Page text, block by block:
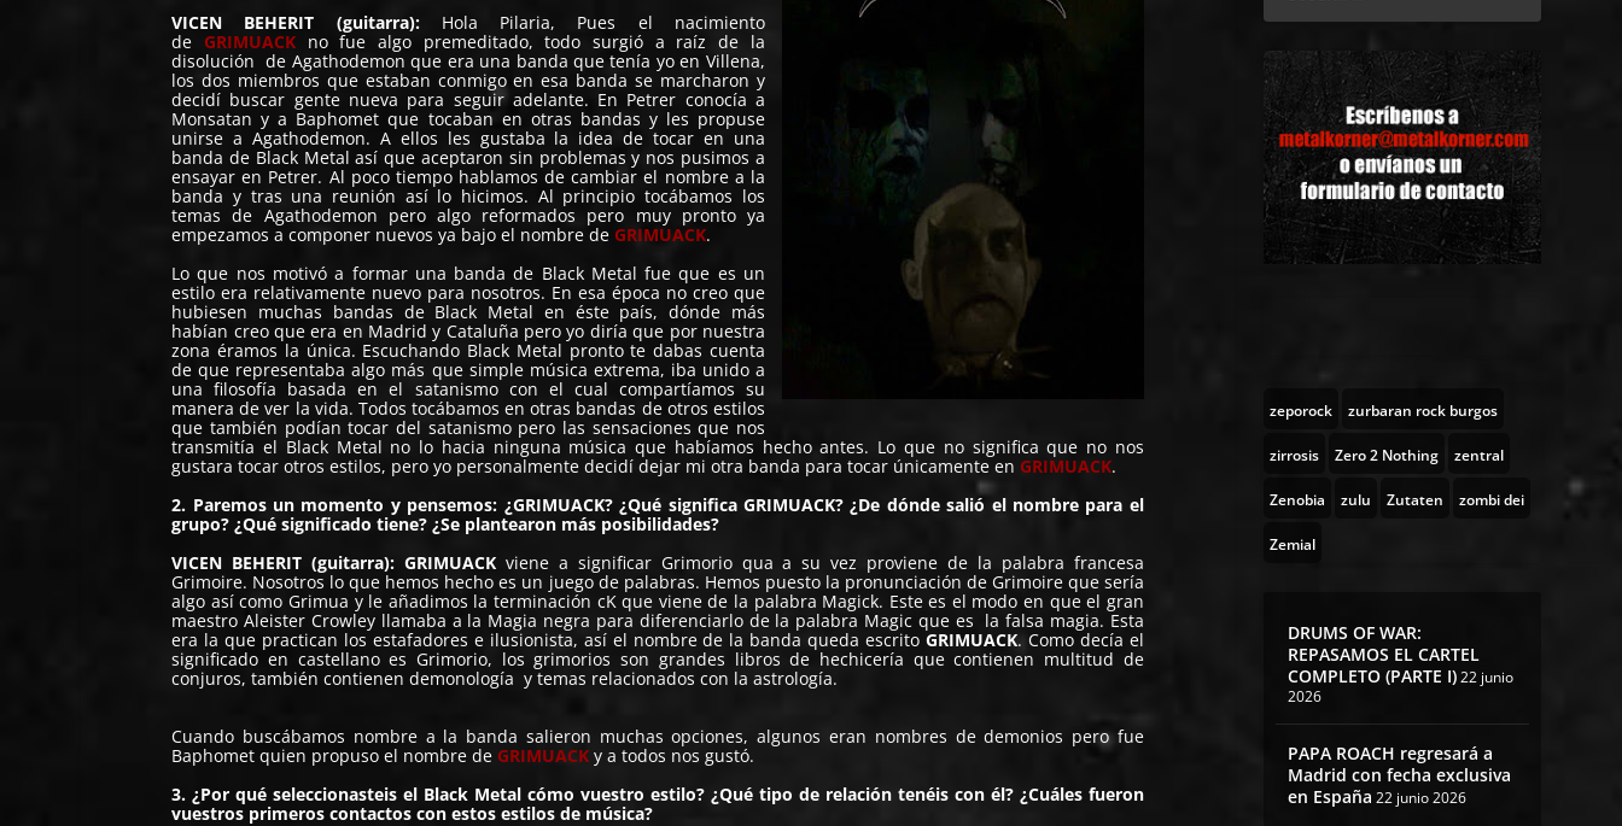
VICEN BEHERIT (guitarra):Hola Pilaria, Pues el nacimiento
de GRIMUACKno fue algo premeditado, todo surgió a raíz de la
disolución de Agathodemon que era una banda que tenía yo en Villena,
los dos miembros que estaban conmigo en esa banda se marcharon y
decidí buscar gente nueva para seguir adelante. En Petrer conocía a
Monsatan y a Baphomet que tocaban en otras bandas y les propuse
unirse a Agathodemon. A ellos les gustaba la idea de tocar en una
banda de Black Metal así que aceptaron sin problemas y nos pusimos a
ensayar en Petrer. Al poco tiempo hablamos de cambiar el nombre a la
banda y tras una reunión así lo hicimos. Al principio tocábamos los
temas de Agathodemon pero algo reformados pero muy pronto ya
empezamos a componer nuevos ya bajo el nombre de GRIMUACK.
Lo que nos motivó a formar una banda de Black Metal fue que es un
estilo era relativamente nuevo para nosotros. En esa época no creo que
hubiesen muchas bandas de Black Metal en éste país, dónde más
habían creo que era en Madrid y Cataluña pero yo diría que por nuestra
zona éramos la única. Escuchando Black Metal pronto te dabas cuenta
de que representaba algo más que simple música extrema, iba unido a
una filosofía basada en el satanismo con el cual compartíamos su
manera de ver la vida. Todos tocábamos en otras bandas de otros estilos
que también podían tocar del satanismo pero las sensaciones que nos
transmitía el Black Metal no lo hacia ninguna música que habíamos hecho antes. Lo que no significa que no nos
gustara tocar otros estilos, pero yo personalmente decidí dejar mi otra banda para tocar únicamente en GRIMUACK.
2. Paremos un momento y pensemos: ¿GRIMUACK? ¿Qué significa GRIMUACK? ¿De dónde salió el nombre para el
grupo? ¿Qué significado tiene? ¿Se plantearon más posibilidades?
VICEN BEHERIT (guitarra): GRIMUACKviene a significar Grimorio qua a su vez proviene de la palabra francesa
Grimoire. Nosotros lo que hemos hecho es un juego de palabras. Hemos puesto la pronunciación de Grimoire que sería
algo así como Grimua y le añadimos la terminación cK que viene de la palabra Magick. Este es el modo en que el gran
maestro Aleister Crowley llamaba a la Magia negra para diferenciarlo de la palabra Magic que es la falsa magia. Esta
era la que practican los estafadores e ilusionista, así el nombre de la banda queda escritoGRIMUACK. Como decía el
significado en castellano es Grimorio, los grimorios son grandes libros de hechicería que contienen multitud de
conjuros, también contienen demonología y temas relacionados con la astrología.
Cuando buscábamos nombre a la banda salieron muchas opciones, algunos eran nombres de demonios pero fue
Baphomet quien propuso el nombre de GRIMUACK y a todos nos gustó.
3. ¿Por qué seleccionasteis el Black Metal cómo vuestro estilo? ¿Qué tipo de relación tenéis con él? ¿Cuáles fueron
vuestros primeros contactos con estos estilos de música?
zeporock zurbaran rock burgos
zirrosis Zero 2 Nothing zentral
Zenobia zulu Zutaten zombi dei
Zemial
DRUMS OF WAR:
REPASAMOS EL CARTEL
COMPLETO (PARTE I)22 junio
2026
PAPA ROACH regresará a
Madrid con fecha exclusiva
en España 22 junio 2026